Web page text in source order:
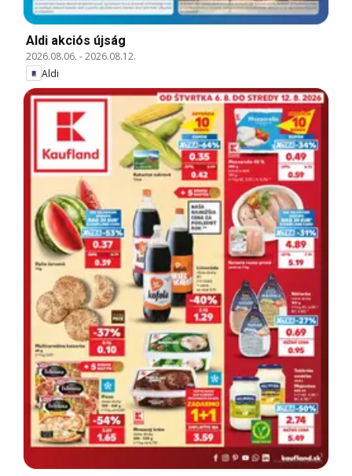
Aldi akciós újság
2026.08.06. -2026.08.12.
Aldi